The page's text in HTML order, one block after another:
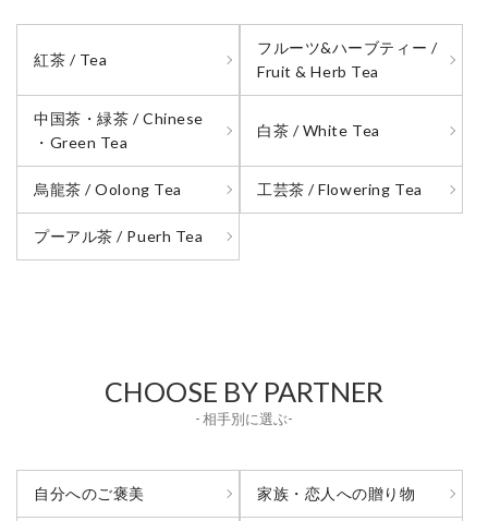
紅茶 / Tea
フルーツ&ハーブティー /
Fruit & Herb Tea
中国茶・緑茶 / Chinese
・Green Tea
白茶 / White Tea
烏龍茶 / Oolong Tea 工芸茶 / Flowering Tea
プーアル茶 / Puerh Tea
CHOOSE BY PARTNER
- 相手別に選ぶ-
自分へのご褒美 家族・恋人への贈り物